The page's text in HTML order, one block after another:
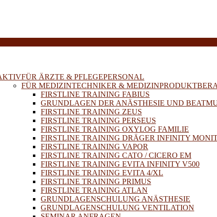
FÜR ÄRZTE & PFLEGEPERSONAL
FÜR MEDIZINTECHNIKER &
FIRSTLINE TRAINING FABIUS
GRUNDLAGEN DER ANÄSTHESIE UND
FIRSTLINE TRAINING ZEUS
FIRSTLINE TRAINING PERSEUS
FIRSTLINE TRAINING OXYLOG FAMILIE
FIRSTLINE TRAINING DRÄGER INFINITY
FIRSTLINE TRAINING VAPOR
FIRSTLINE TRAINING CATO / CICERO EM
FIRSTLINE TRAINING EVITA INFINITY V500
FIRSTLINE TRAINING EVITA 4/XL
FIRSTLINE TRAINING PRIMUS
FIRSTLINE TRAINING ATLAN
GRUNDLAGENSCHULUNG ANÄSTHESIE
GRUNDLAGENSCHULUNG VENTILATION